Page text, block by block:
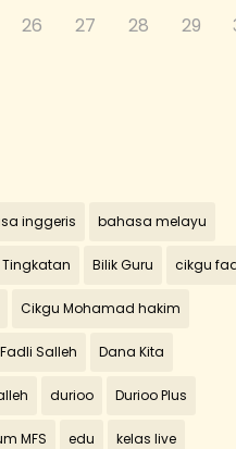
26 27 28 29
inggeris bahasa melayu
Tingkatan Bilik Guru cikgu
Cikgu Mohamad hakim
Salleh Dana Kita
durioo Durioo Plus
MFS edu kelas live